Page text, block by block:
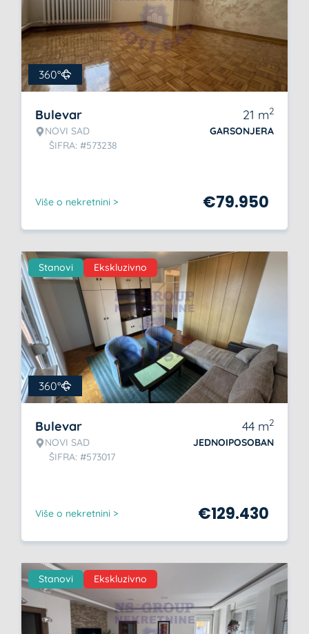
360°
Bulevar
NOVI SAD
ŠIFRA: #573238
21 m2
GARSONJERA
Više o nekretnini > €79.950
Stanovi Ekskluzivno
360°
Bulevar
NOVI SAD
ŠIFRA: #573017
44 m2
JEDNOIPOSOBAN
Više o nekretnini > €129.430
Stanovi Ekskluzivno